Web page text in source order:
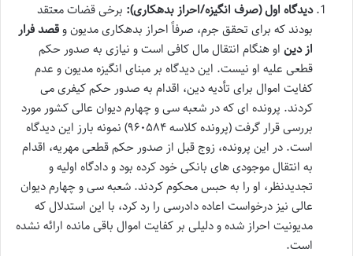
دیدگاه اول (صرف انگیزه/احراز بدهکاری): برخی قضات معتقد
بودند که برای تحقق جرم، صرفاًاحراز بدهکاریمدیون وقصد فرار
از دین او هنگام انتقال مال کافی است و نیازی به صدور حکم
قطعی علیه او نیست. این دیدگاه بر مبنای انگیزه مدیونو عدم
کفایت اموال برای تأدیه دین، اقدام به صدور حکم کیفری می
کردند. پرونده ای که در شعبه سی و چهارم دیوان عالی کشور مورد
بررسی قرار گرفت (پرونده کلاسه ۹۶۰۵۸۴) نمونه بارز این دیدگاه
است. در این پرونده، زوج قبل از صدور حکم قطعی مهریه، اقدام
به انتقال موجودی های بانکی خود کرده بود و دادگاه اولیه و
تجدیدنظر، او را به حبس محکوم کردند. شعبه سی و چهارم دیوان
عالی نیز درخواست اعاده دادرسی را رد کرد، با این استدلال که
مدیونیت احراز شده و دلیلی بر کفایت اموال باقی مانده ارائه نشده
است.